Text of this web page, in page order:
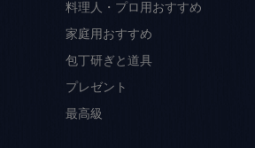
料理人・プロ用おすすめ
家庭用おすすめ
包丁研ぎと道具
プレゼント
最高級